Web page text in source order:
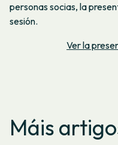
personas socias, la
sesión.
Ver la
Máis